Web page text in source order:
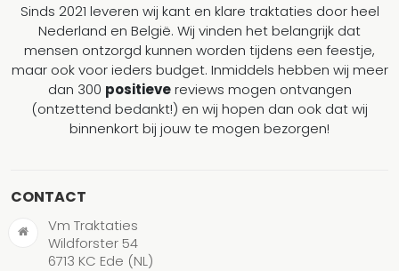
Sinds 2021 leveren wij kant en klare traktaties door heel
Nederland en België. Wij vinden het belangrijk dat
mensen ontzorgd kunnen worden tijdens een feestje,
maar ook voor ieders budget. Inmiddels hebben wij meer
dan 300 positievereviews mogen ontvangen
(ontzettend bedankt!) en wij hopen dan ook dat wij
binnenkort bij jouw te mogen bezorgen!
CONTACT
Vm Traktaties
Wildforster 54
6713 KC Ede (NL)